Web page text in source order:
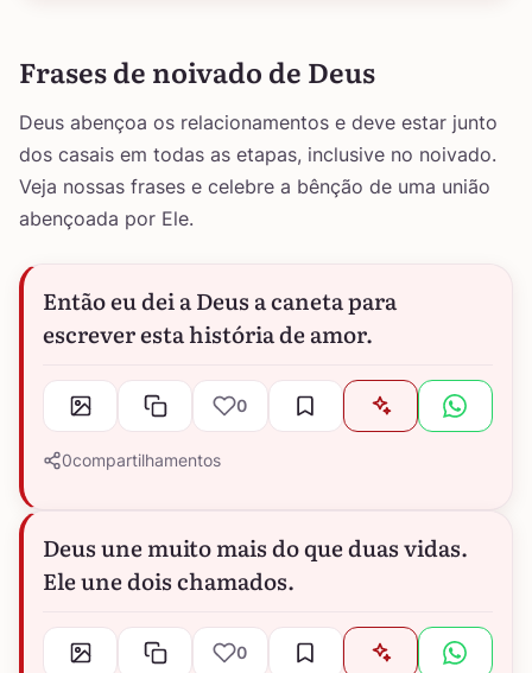
Frases de noivado de Deus
Deus abençoa os relacionamentos e deve estar junto
dos casais em todas as etapas, inclusive no noivado.
Veja nossas frases e celebre a bênção de uma união
abençoada por Ele.
Então eu dei a Deus a caneta para
escrever esta história de amor.
0
0compartilhamentos
Deus une muito mais do que duas vidas.
Ele une dois chamados.
0